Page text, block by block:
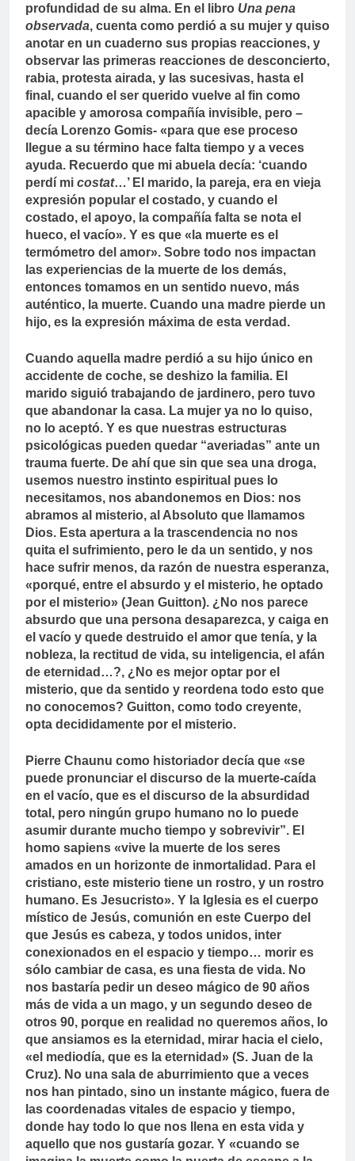
profundidad de su alma. En el libro Una pena
observada, cuenta como perdió a su mujer y quiso
anotar en un cuaderno sus propias reacciones, y
observar las primeras reacciones de desconcierto,
rabia, protesta airada, y las sucesivas, hasta el
final, cuando el ser querido vuelve al fin como
apacible y amorosa compañía invisible, pero –
decía Lorenzo Gomis- «para que ese proceso
llegue a su término hace falta tiempo y a veces
ayuda. Recuerdo que mi abuela decía: ‘cuando
perdí mi costat…’ El marido, la pareja, era en vieja
expresión popular el costado, y cuando el
costado, el apoyo, la compañía falta se nota el
hueco, el vacío». Y es que «la muerte es el
termómetro del amor». Sobre todo nos impactan
las experiencias de la muerte de los demás,
entonces tomamos en un sentido nuevo, más
auténtico, la muerte. Cuando una madre pierde un
hijo, es la expresión máxima de esta verdad.
Cuando aquella madre perdió a su hijo único en
accidente de coche, se deshizo la familia. El
marido siguió trabajando de jardinero, pero tuvo
que abandonar la casa. La mujer ya no lo quiso,
no lo aceptó. Y es que nuestras estructuras
psicológicas pueden quedar “averiadas” ante un
trauma fuerte. De ahí que sin que sea una droga,
usemos nuestro instinto espiritual pues lo
necesitamos, nos abandonemos en Dios: nos
abramos al misterio, al Absoluto que llamamos
Dios. Esta apertura a la trascendencia no nos
quita el sufrimiento, pero le da un sentido, y nos
hace sufrir menos, da razón de nuestra esperanza,
«porqué, entre el absurdo y el misterio, he optado
por el misterio» (Jean Guitton). ¿No nos parece
absurdo que una persona desaparezca, y caiga en
el vacío y quede destruido el amor que tenía, y la
nobleza, la rectitud de vida, su inteligencia, el afán
de eternidad…?, ¿No es mejor optar por el
misterio, que da sentido y reordena todo esto que
no conocemos? Guitton, como todo creyente,
opta decididamente por el misterio.
Pierre Chaunu como historiador decía que «se
puede pronunciar el discurso de la muerte-caída
en el vacío, que es el discurso de la absurdidad
total, pero ningún grupo humano no lo puede
asumir durante mucho tiempo y sobrevivir”. El
homo sapiens «vive la muerte de los seres
amados en un horizonte de inmortalidad. Para el
cristiano, este misterio tiene un rostro, y un rostro
humano. Es Jesucristo». Y la Iglesia es el cuerpo
místico de Jesús, comunión en este Cuerpo del
que Jesús es cabeza, y todos unidos, inter
conexionados en el espacio y tiempo… morir es
sólo cambiar de casa, es una fiesta de vida. No
nos bastaría pedir un deseo mágico de 90 años
más de vida a un mago, y un segundo deseo de
otros 90, porque en realidad no queremos años, lo
que ansiamos es la eternidad, mirar hacia el cielo,
«el mediodía, que es la eternidad» (S. Juan de la
Cruz). No una sala de aburrimiento que a veces
nos han pintado, sino un instante mágico, fuera de
las coordenadas vitales de espacio y tiempo,
donde hay todo lo que nos llena en esta vida y
aquello que nos gustaría gozar. Y «cuando se